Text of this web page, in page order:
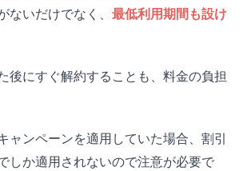
ないだけでなく、 最低利用期間も設け
後にすぐ解約することも、料金の負担
ャンペーンを適用していた場合、割引
しか適用されないので注意が必要で